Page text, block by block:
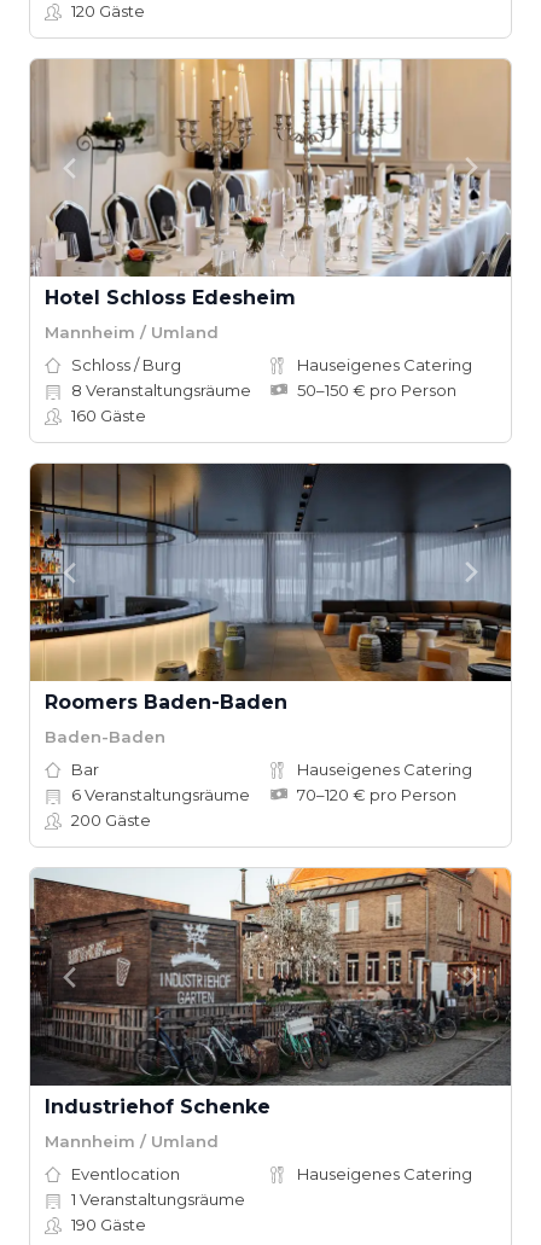
120 Gäste
Hotel Schloss Edesheim
Mannheim / Umland
Schloss / Burg
Hauseigenes Catering
8 Veranstaltungsräume
50–150 € pro Person
160 Gäste
Roomers Baden-Baden
Baden-Baden
Bar
Hauseigenes Catering
6Veranstaltungsräume
70–120 € pro Person
200 Gäste
Industriehof Schenke
Mannheim / Umland
Eventlocation
Hauseigenes Catering
1 Veranstaltungsräume
190 Gäste